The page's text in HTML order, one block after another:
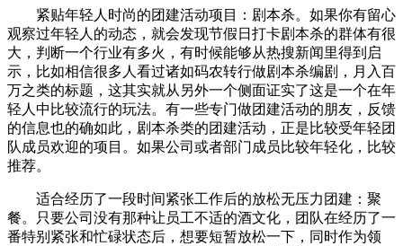
紧贴年轻人时尚的团建活动项目：剧本杀。如果你有留心
观察过年轻人的动态，就会发现节假日打卡剧本杀的群体有很
大，判断一个行业有多火，有时候能够从热搜新闻里得到启
示，比如相信很多人看过诸如码农转行做剧本杀编剧，月入百
万之类的标题，这其实就从另外一个侧面证实了这是一个在年
轻人中比较流行的玩法。有一些专门做团建活动的朋友，反馈
的信息也的确如此，剧本杀类的团建活动，正是比较受年轻团
队成员欢迎的项目。如果公司或者部门成员比较年轻化，比较
推荐。
适合经历了一段时间紧张工作后的放松无压力团建：聚
餐。只要公司没有那种让员工不适的酒文化，团队在经历了一
番特别紧张和忙碌状态后，想要短暂放松一下，同时作为领